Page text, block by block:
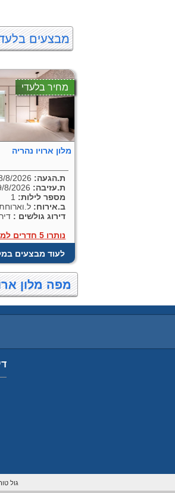
מבצעים
מחיר בלעדי
מלון ארויו נהריה
ת.הגעה:
ת.עזיבה: 9/8/2026, יום
מספר לילות:
ב.אירוח:
דירוג גולשים :
נותרו 5 חדרים למבצע זה !
לעוד מבצעים
מפה מלון
גול